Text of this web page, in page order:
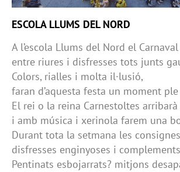
ESCOLA LLUMS DEL NORD
A l’escola Llums del Nord el
entre riures i disfresses tots junts
Colors, rialles i molta il·lusió,
faran d’aquesta festa un moment ple
El rei o la reina Carnestoltes arribarà
i amb música i xerinola farem una
Durant tota la setmana les
disfresses enginyoses i
Pentinats esbojarrats? mitjons